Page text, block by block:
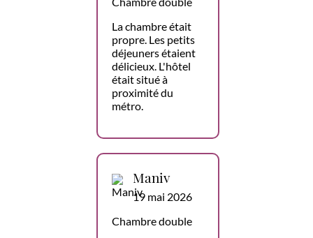
La chambre était
propre. Les petits
déjeuners étaient
délicieux. L'hôtel
était situé à
proximité du
métro.
Maniv
19 mai 2026
Chambre double